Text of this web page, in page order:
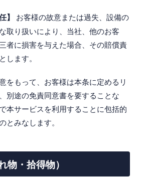
】
お客様の故意または過失、設備の
取り扱いにより、当社、他のお客
者に損害を与えた場合、その賠償責
します。
をもって、お客様は本条に定めるリ
別途の免責同意書を要することな
本サービスを利用することに包括的
とみなします。
物・拾得物）